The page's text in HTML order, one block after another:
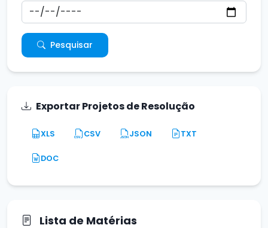
Pesquisar
Exportar Projetos de Resolução
XLS CSV JSON TXT
DOC
Lista de Matérias